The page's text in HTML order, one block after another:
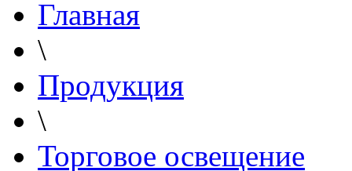
Главная
\
Продукция
\
Торговое освещение